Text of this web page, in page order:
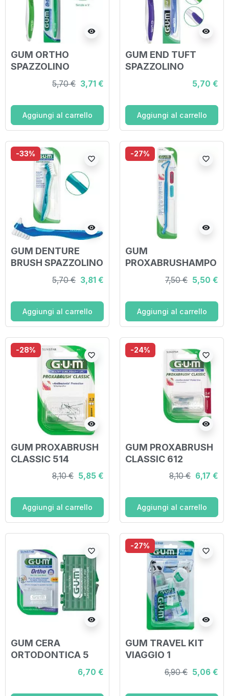
visibility
GUM ORTHO
SPAZZOLINO
ORTODONTICO
5,70 € 3,71 €
Aggiungi al carrello
visibility
GUM END TUFT
SPAZZOLINO
5,70 €
Aggiungi al carrello
-33%
visibility
favorite_border
GUM DENTURE
BRUSH SPAZZOLINO
PER PROTESI
5,70 € 3,81 €
Aggiungi al carrello
-27%
visibility
favorite_border
GUM
PROXABRUSHAMPO
O SCOVOLINO
MANICO PLASTICA
7,50 € 5,50 €
Aggiungi al carrello
-28%
visibility
favorite_border
GUM PROXABRUSH
CLASSIC 514
SCOVOLINO
INTERDENTALE 8
8,10 € 5,85 €
Aggiungi al carrello
-24%
visibility
favorite_border
GUM PROXABRUSH
CLASSIC 612
SCOVOLINO
INTERDENTALE 8
8,10 € 6,17 €
Aggiungi al carrello
visibility
favorite_border
GUM CERA
ORTODONTICA 5
6,70 €
-27%
visibility
favorite_border
GUM TRAVEL KIT
VIAGGIO 1
SPAZZOLINO
PIEGHEVOLE GUM
6,90 € 5,06 €